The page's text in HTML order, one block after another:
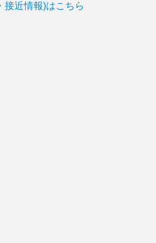
接近情報)はこちら